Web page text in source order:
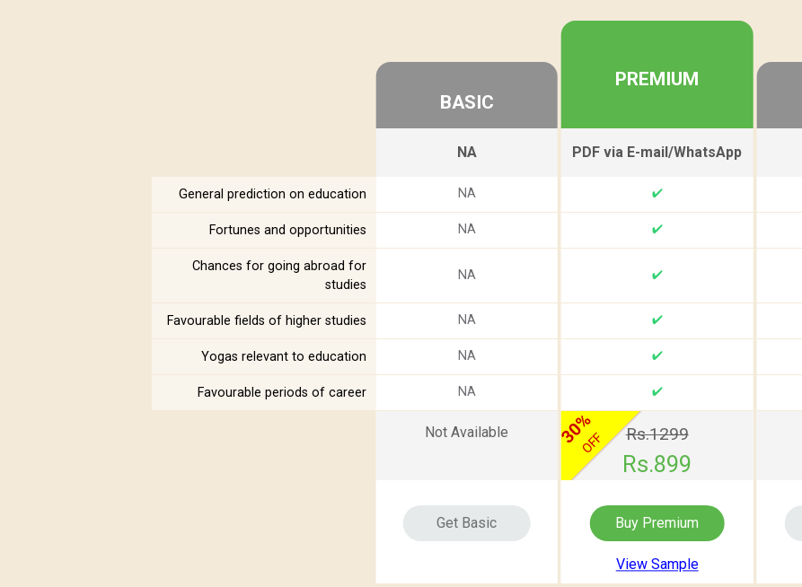
BASIC
NA
PREMIUM
PDF via E-mail/WhatsApp
General prediction on education NA ✔
Fortunes and opportunities NA ✔
Chances for going abroad for
studies
NA ✔
Favourable fields of higher studies NA ✔
Yogas relevant to education NA ✔
Favourable periods of career NA ✔
Not Available
Get Basic
30%OFF Rs.1299
Rs.899
Buy Premium
View Sample